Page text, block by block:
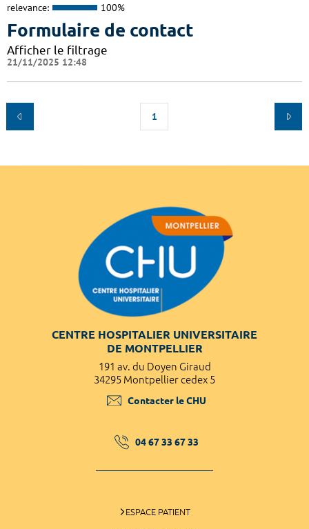
relevance: 100%
Formulaire de contact
Afficher le filtrage
21/11/2025 12:48
1
CENTRE HOSPITALIER UNIVERSITAIRE
DE MONTPELLIER
191 av. du Doyen Giraud
34295 Montpellier cedex 5
Contacter le CHU
04 67 33 67 33
ESPACE PATIENT